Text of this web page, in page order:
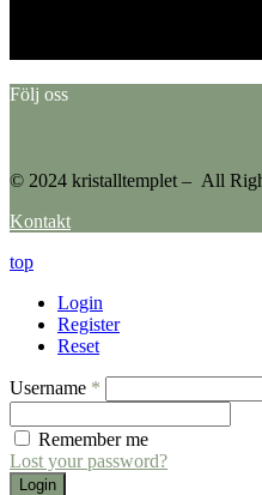
Följ oss
© 2024 kristalltemplet – All
Kontakt
top
Login
Register
Reset
Username *
Remember me
Lost your password?
Login